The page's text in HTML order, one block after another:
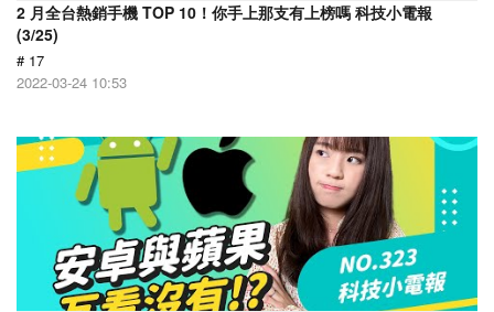
2 月全台熱銷手機 TOP 10！你手上那支有上榜嗎 科技小電報
(3/25)
# 17
2022-03-24 10:53